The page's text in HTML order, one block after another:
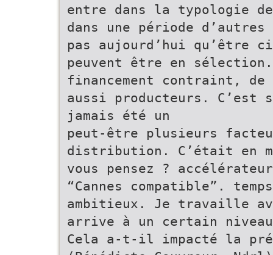
entre dans la typologie
dans une période
pas aujourd’hui qu’être
peuvent être en
financement contraint,
aussi producteurs. C’est
jamais été un
peut-être plusieurs
distribution. C’était en
vous pensez ?
“Cannes compatible”.
ambitieux. Je travaille
arrive à un certain
Cela a-t-il impacté la